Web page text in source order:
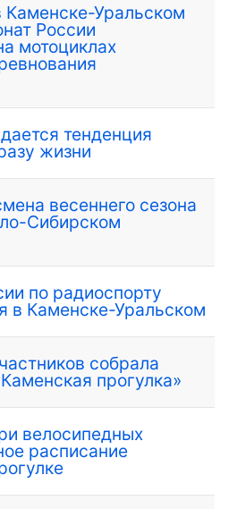
Каменске-Уральском
России
мотоциклах
тенденция
жизни
весеннего сезона
Сибирском
по радиоспорту
в Каменске-Уральском
собрала
прогулка»
велосипедных
расписание